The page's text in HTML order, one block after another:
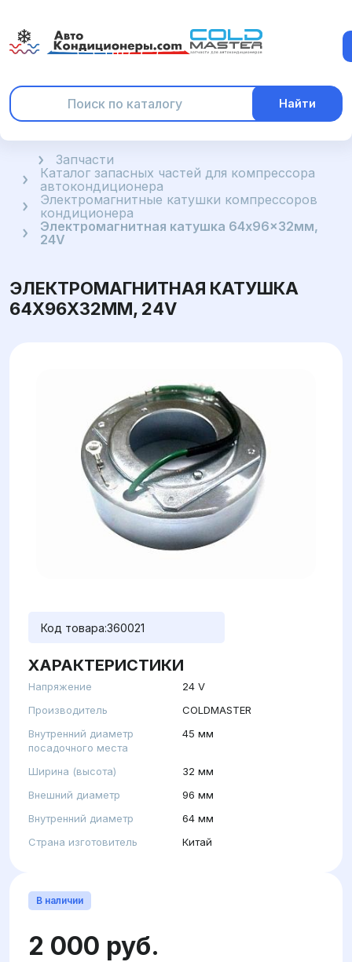
Найти
ГлавнаяЗапчасти
Каталог запасных частей для компрессора
автокондиционера
Электромагнитные катушки компрессоров
кондиционера
Электромагнитная катушка 64x96x32мм,
24V
ЭЛЕКТРОМАГНИТНАЯ КАТУШКА
64X96X32ММ, 24V
Код товара:360021
ХАРАКТЕРИСТИКИ
Напряжение
24 V
Производитель
COLDMASTER
Внутренний диаметр
посадочного места
45 мм
Ширина (высота)
32 мм
Внешний диаметр
96 мм
Внутренний диаметр
64 мм
Страна изготовитель
Китай
В наличии
2 000 руб.